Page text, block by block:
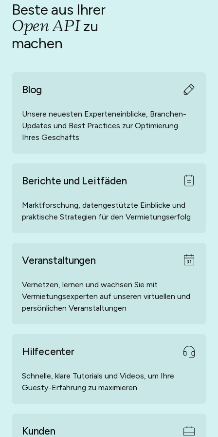
Hausautomationsplattformen, Tools zur Verbesserung
des Gästeerlebnisses, Reinigungs- und
Wartungslösungen, schlüssellose Zugangssysteme,
Lärmüberwachungsgeräte, Versicherungsanbieter,
Buchhaltungstechnologien, Daten, Analyselösungen,
anderes im Sinn? Dank unserer offenen API-Funktion
können Lösungen aller Art in Ihr
Beste aus Ihrer
Open APIzu
machen
Blog
Unsere neuesten Experteneinblicke, Branchen-
Updates und Best Practices zur Optimierung
Ihres Geschäfts
Berichte und Leitfäden
Marktforschung, datengestützte Einblicke und
praktische Strategien für den Vermietungserfolg
Veranstaltungen
Vernetzen, lernen und wachsen Sie mit
Vermietungsexperten auf unseren virtuellen und
persönlichen Veranstaltungen
Hilfecenter
Schnelle, klare Tutorials und Videos, um Ihre
Guesty-Erfahrung zu maximieren
Kunden